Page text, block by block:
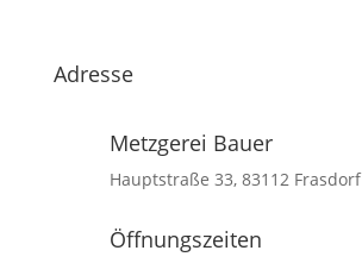
Adresse
Metzgerei Bauer
Hauptstraße 33, 83112 Frasdorf
Öffnungszeiten